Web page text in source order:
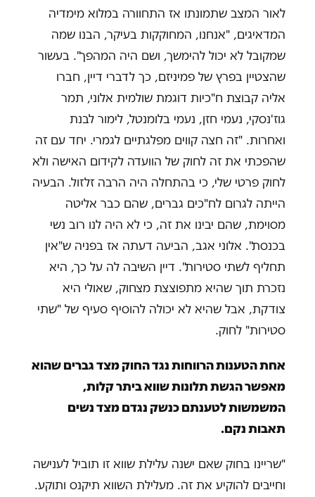
לאור המצב שתמונתו אז התחוורה במלוא מימדיה
המדאיגים, "אנחנו, המחוקקות בעיקר, הבנו שמה
שמקובל לא יכול להימשך, ושם היה המהפך". בעשור
שהצטיין בפרץ של פמיניזם, כך לדברי דיין, חברו
אליה קבוצת ח"כיות דוגמת שולמית אלוני, תמר
גוז'נסקי, נעמי חזן, נעמי בלומנטל, לימור לבנת
ואחרות. "זה חצה קווים מפלגתיים לגמרי. יחד עם זה
שהפכתי את זה לחוק של הוועדה לקידום האישה ולא
לחוק פרטי שלי, כי בהתחלה היה הרבה זלזול. הבעיה
הייתה לגרום לח"כים גברים, שהם כבר אליטה
מסוימת, שהם יבינו את זה, כי לא היה לנו רוב נשי
בכנסת". אלוני אגב, הביעה דעתה אז בפניה ש"אין
תחליף לשתי סטירות". דיין השיבה לה על כך, היא
נזכרת תוך שהיא מתפוצצת מצחוק, שאולי היא
צודקת, אבל שהיא לא יכולה להוסיף סעיף של "שתי
סטירות" לחוק.
אחת הטענות הרווחות נגד החוק מצד גברים שהוא
מאפשר הגשת תלונות שווא ביתר קלות,
המשמשות לטענתם כנשק נגדם מצד נשים
תאבות נקם.
"שריינו בחוק שאם ישנה עלילת שווא זו תוביל לענישה
וחייבים להוקיע את זה. מעלילת השווא תיקנס ותוקע.